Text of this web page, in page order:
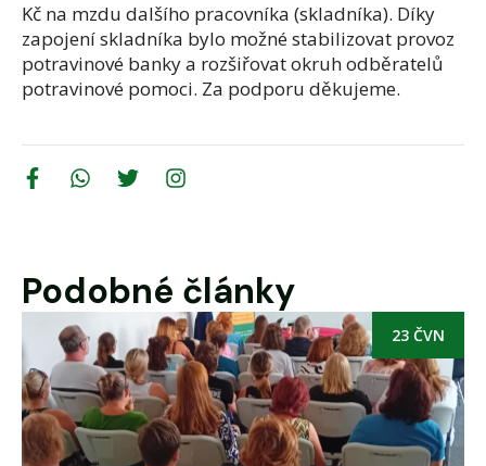
Kč na mzdu dalšího pracovníka (skladníka). Díky
zapojení skladníka bylo možné stabilizovat provoz
potravinové banky a rozšiřovat okruh odběratelů
potravinové pomoci. Za podporu děkujeme.
Podobné články
23 ČVN